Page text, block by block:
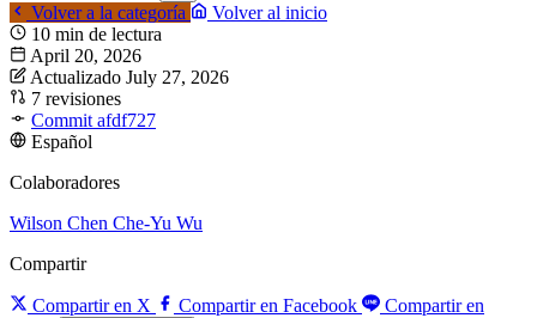
Volver a la categoría
Volver al inicio
10 min de lectura
April 20, 2026
Actualizado July 27, 2026
7 revisiones
Commit afdf727
Español
Colaboradores
Wilson Chen Che-Yu Wu
Compartir
Compartir en X Compartir en Facebook
Compartir en